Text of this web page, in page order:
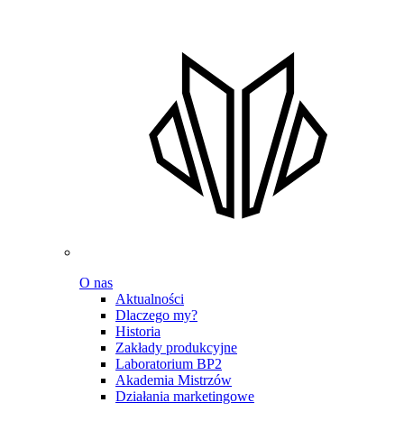
O nas
Aktualności
Dlaczego my?
Historia
Zakłady produkcyjne
Laboratorium BP2
Akademia Mistrzów
Działania marketingowe